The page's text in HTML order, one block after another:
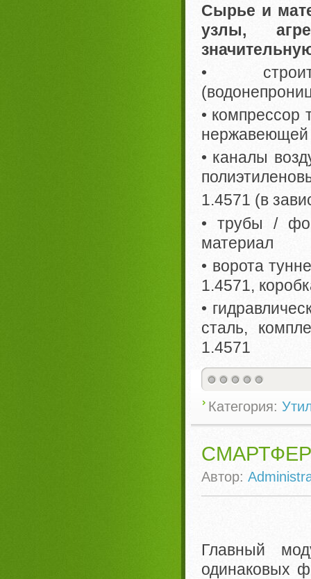
Сырье и
узлы,
•
• компрессор
нержавеющей
• каналы
1.4571 (в
• трубы /
материал
• ворота
1.4571,
•
сталь,
1.4571
Категория:
Автор:
Главный
одинаковых